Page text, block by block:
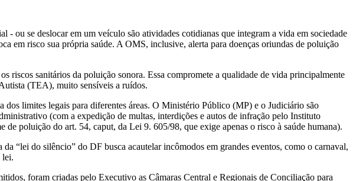
ou se deslocar em um veículo são atividades cotidianas que integram a vida em sociedade
em risco sua própria saúde. A OMS, inclusive, alerta para doenças oriundas de poluição
riscos sanitários da poluição sonora. Essa compromete a qualidade de vida principalmente
(TEA), muito sensíveis a ruídos.
dos limites legais para diferentes áreas. O Ministério Público (MP) e o Judiciário são
(com a expedição de multas, interdições e autos de infração pelo Instituto
poluição do art. 54, caput, da Lei 9. 605/98, que exige apenas o risco à saúde humana).
“lei do silêncio” do DF busca acautelar incômodos em grandes eventos, como o carnaval,
lei.
foram criadas pelo Executivo as Câmaras Central e Regionais de Conciliação para